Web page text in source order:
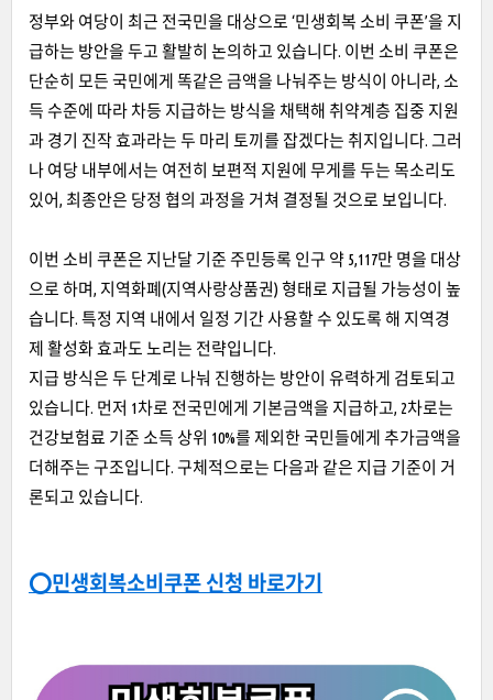
정부와 여당이 최근 전국민을 대상으로 ‘민생회복 소비 쿠폰’을 지
급하는 방안을 두고 활발히 논의하고 있습니다. 이번 소비 쿠폰은
단순히 모든 국민에게 똑같은 금액을 나눠주는 방식이 아니라, 소
득 수준에 따라 차등 지급하는 방식을 채택해 취약계층 집중 지원
과 경기 진작 효과라는 두 마리 토끼를 잡겠다는 취지입니다. 그러
나 여당 내부에서는 여전히 보편적 지원에 무게를 두는 목소리도
있어, 최종안은 당정 협의 과정을 거쳐 결정될 것으로 보입니다.
이번 소비 쿠폰은 지난달 기준 주민등록 인구 약 5,117만 명을 대상
으로 하며, 지역화폐(지역사랑상품권) 형태로 지급될 가능성이 높
습니다. 특정 지역 내에서 일정 기간 사용할 수 있도록 해 지역경
제 활성화 효과도 노리는 전략입니다.
지급 방식은 두 단계로 나눠 진행하는 방안이 유력하게 검토되고
있습니다. 먼저 1차로 전국민에게 기본금액을 지급하고, 2차로는
건강보험료 기준 소득 상위 10%를 제외한 국민들에게 추가금액을
더해주는 구조입니다. 구체적으로는 다음과 같은 지급 기준이 거
론되고 있습니다.
⭕민생회복소비쿠폰 신청 바로가기